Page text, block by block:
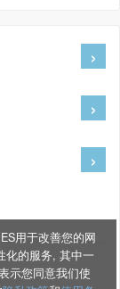
用于改善您的网
化的服务, 其中一
示您同意我们使